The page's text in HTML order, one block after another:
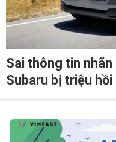
Sai thông tin
Subaru bị triệu hồi